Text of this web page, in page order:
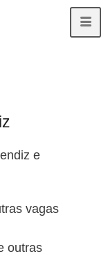
e
vagas
outras